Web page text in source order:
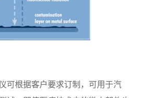
根据客户要求订制，可用于汽